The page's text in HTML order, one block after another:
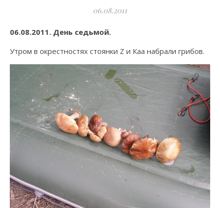
06.08.2011
06.08.2011. День седьмой.
Утром в окрестностях стоянки Z и Каа набрали грибов.